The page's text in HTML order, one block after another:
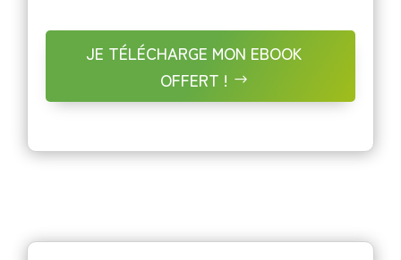
JE TÉLÉCHARGE MON EBOOK
OFFERT !